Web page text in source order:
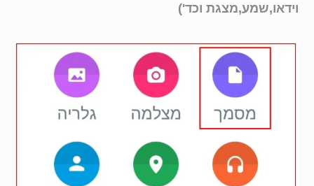
וידאו,שמע,מצגת וכד')